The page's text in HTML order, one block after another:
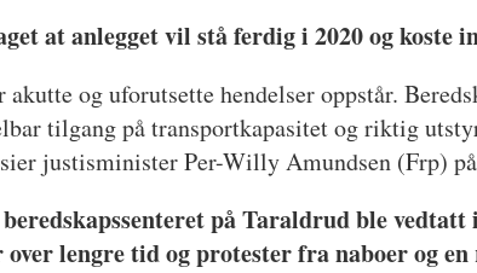
at anlegget vil stå ferdig i 2020 og
og uforutsette hendelser oppstår.
tilgang på transportkapasitet og riktig
sier justisminister Per-Willy Amundsen (Frp)
på Taraldrud ble
lengre tid og protester fra naboer og